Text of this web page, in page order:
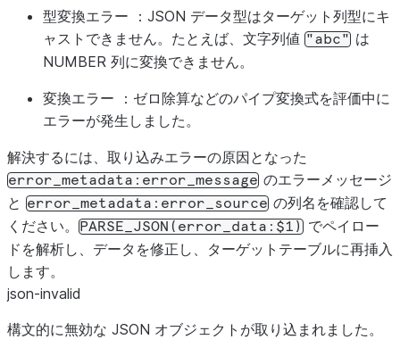
型変換エラー ：JSON データ型はターゲット列型にキ
ャストできません。たとえば、文字列値 "abc" は
NUMBER 列に変換できません。
変換エラー ：ゼロ除算などのパイプ変換式を評価中に
エラーが発生しました。
解決するには、取り込みエラーの原因となった
error_metadata:error_message のエラーメッセージ
と error_metadata:error_source の列名を確認して
ください。
PARSE_JSON(error_data:$1) でペイロー
ドを解析し、データを修正し、ターゲットテーブルに再挿入
します。
json-invalid
構文的に無効な JSON オブジェクトが取り込まれました。